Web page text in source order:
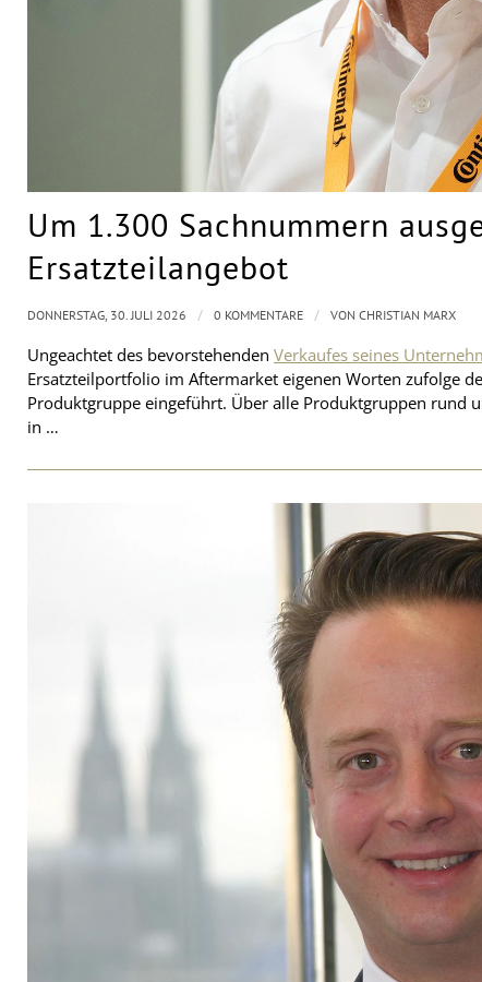
Um 1.300 Sachnummern
Ersatzteilangebot
Ungeachtet des bevorstehenden Verkaufes seines
Ersatzteilportfolio im Aftermarket eigenen Worten zufolge
Produktgruppe eingeführt. Über alle Produktgruppen rund
in …
DONNERSTAG, 30. JULI 2026 / 0 KOMMENTARE / VON CHRISTIAN MARX